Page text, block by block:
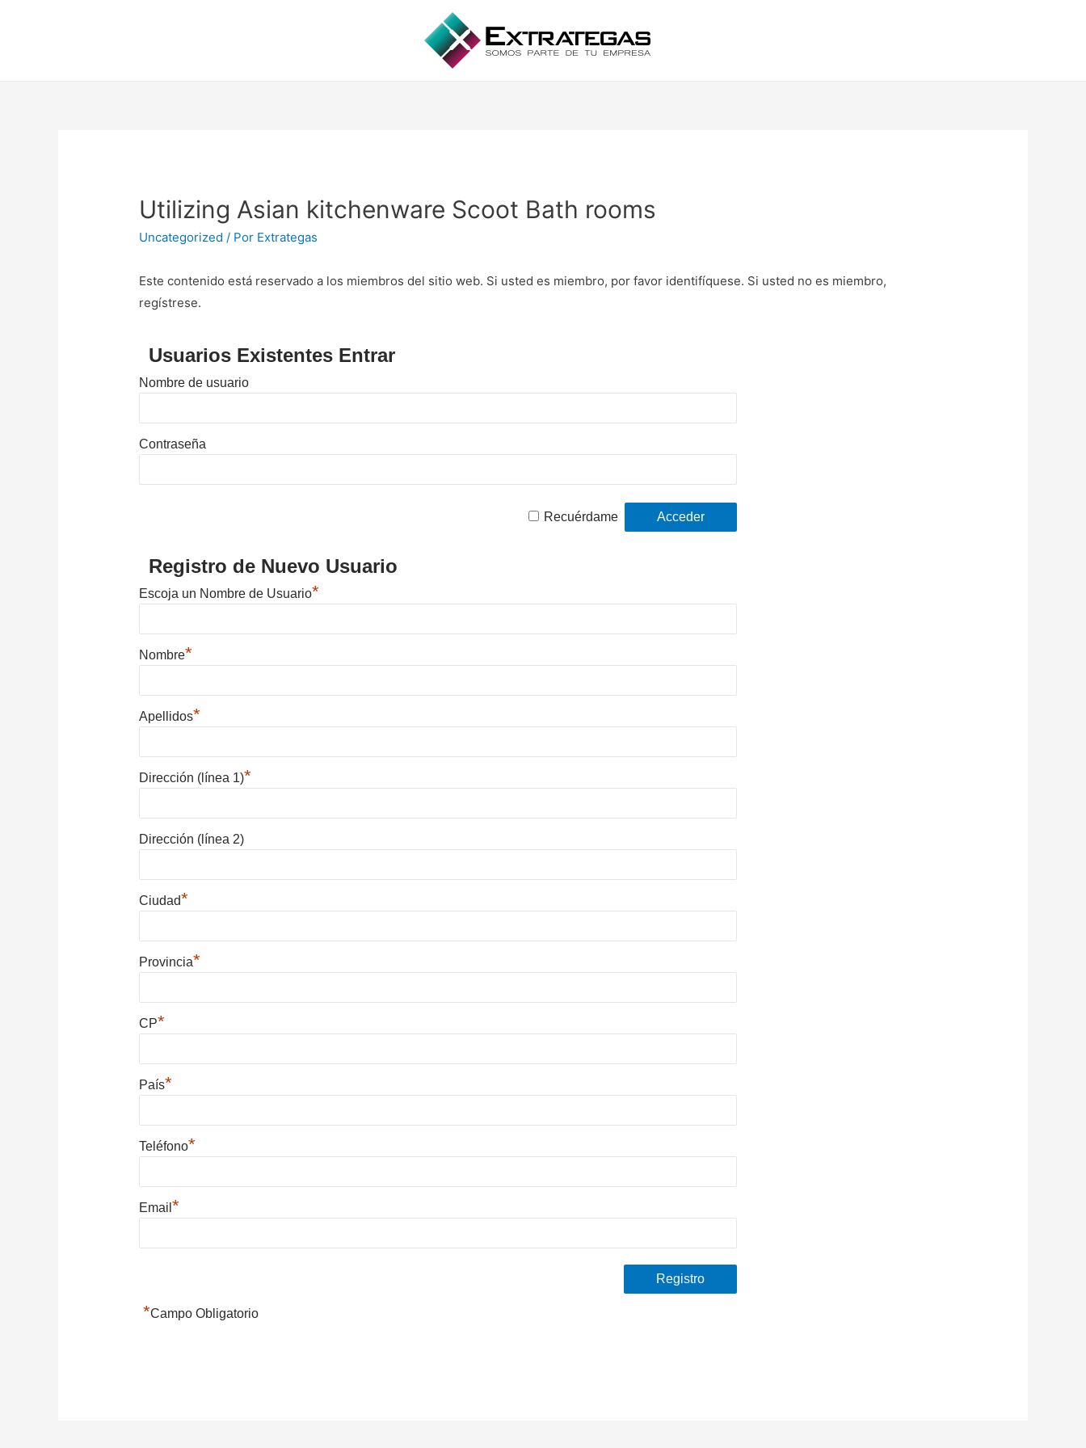
Utilizing Asian kitchenware Scoot Bath rooms
Uncategorized / Por Extrategas
Este contenido está reservado a los miembros del sitio web. Si usted es miembro, por favor identifíquese. Si usted no es miembro,
regístrese.
Usuarios Existentes Entrar
Nombre de usuario
Contraseña
Recuérdame
Registro de Nuevo Usuario
Escoja un Nombre de Usuario*
Nombre*
Apellidos*
Dirección (línea 1)*
Dirección (línea 2)
Ciudad*
Provincia*
CP*
País*
Teléfono*
Email*
*Campo Obligatorio